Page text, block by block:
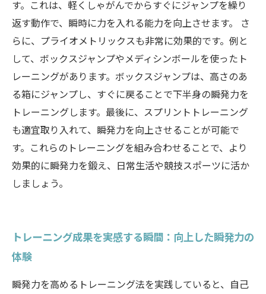
す。これは、軽くしゃがんでからすぐにジャンプを繰り
返す動作で、瞬時に力を入れる能力を向上させます。 さ
らに、プライオメトリックスも非常に効果的です。例と
して、ボックスジャンプやメディシンボールを使ったト
レーニングがあります。ボックスジャンプは、高さのあ
る箱にジャンプし、すぐに戻ることで下半身の瞬発力を
トレーニングします。最後に、スプリントトレーニング
も適宜取り入れて、瞬発力を向上させることが可能で
す。これらのトレーニングを組み合わせることで、より
効果的に瞬発力を鍛え、日常生活や競技スポーツに活か
しましょう。
トレーニング成果を実感する瞬間：向上した瞬発力の
体験
瞬発力を高めるトレーニング法を実践していると、自己